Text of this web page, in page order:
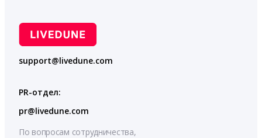
support@livedune.com
PR-отдел:
pr@livedune.com
По вопросам сотрудничества,